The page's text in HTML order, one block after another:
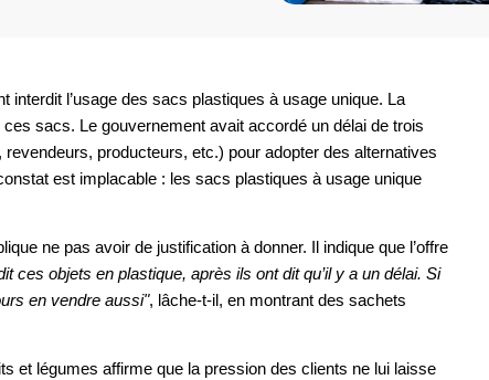
interdit l’usage des sacs plastiques à usage unique. La
sacs. Le gouvernement avait accordé un délai de trois
producteurs, etc.) pour adopter des alternatives
est implacable : les sacs plastiques à usage unique
ne pas avoir de justification à donner. Il indique que l’offre
ces objets en plastique, après ils ont dit qu’il y a un délai. Si
en vendre aussi", lâche-t-il, en montrant des sachets
et légumes affirme que la pression des clients ne lui laisse